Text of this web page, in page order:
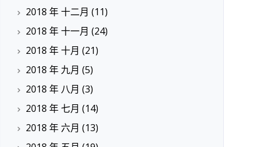
2018 年 十二月 (11)
2018 年 十一月 (24)
2018 年 十月 (21)
2018 年 九月 (5)
2018 年 八月 (3)
2018 年 七月 (14)
2018 年 六月 (13)